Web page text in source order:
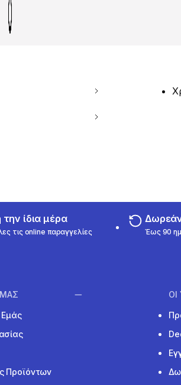
ίδια μέρα
τις online παραγγελίες Έως 90
ΜΑΣ
Εμάς
Προϊόντων